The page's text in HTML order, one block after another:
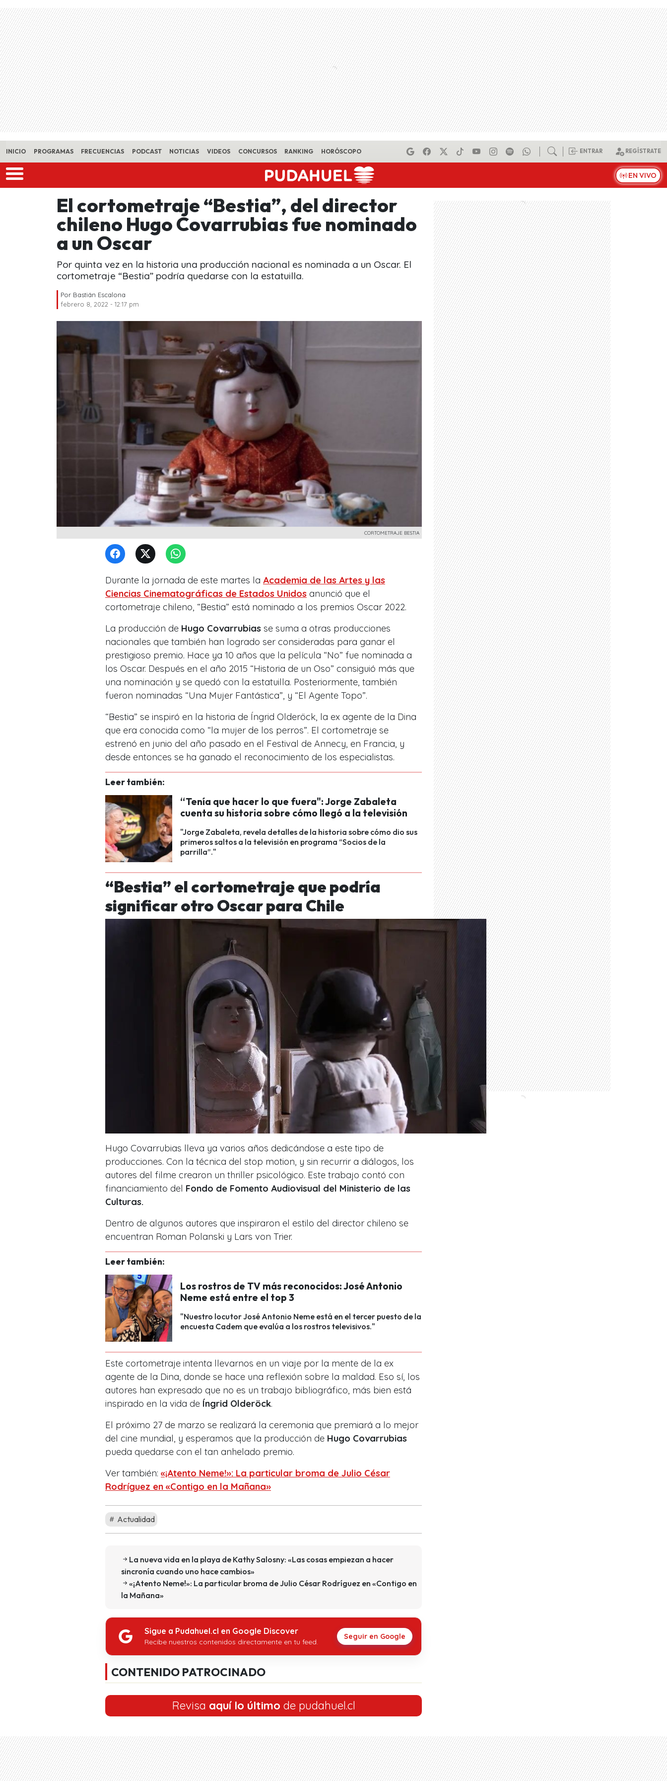
Skip to main content
INICIO PROGRAMAS FRECUENCIAS PODCAST NOTICIAS VIDEOS CONCURSOS RANKING HORÓSCOPO ENTRAR REGÍSTRATE
EN VIVO
El cortometraje “Bestia”, del director
chileno Hugo Covarrubias fue nominado
a un Oscar
Por quinta vez en la historia una producción nacional es nominada a un Oscar. El
cortometraje “Bestia” podría quedarse con la estatuilla.
Por Bastián Escalona
febrero 8, 2022 - 12:17 pm
CORTOMETRAJE BESTIA
Durante la jornada de este martes la Academia de las Artes y las
Ciencias Cinematográficas de Estados Unidos anunció que el
cortometraje chileno, “Bestia” está nominado a los premios Oscar 2022.
La producción de Hugo Covarrubias se suma a otras producciones
nacionales que también han logrado ser consideradas para ganar el
prestigioso premio. Hace ya 10 años que la película “No” fue nominada a
los Oscar. Después en el año 2015 “Historia de un Oso” consiguió más que
una nominación y se quedó con la estatuilla. Posteriormente, también
fueron nominadas “Una Mujer Fantástica”, y “El Agente Topo”.
“Bestia” se inspiró en la historia de Íngrid Olderöck, la ex agente de la Dina
que era conocida como “la mujer de los perros”. El cortometraje se
estrenó en junio del año pasado en el Festival de Annecy, en Francia, y
desde entonces se ha ganado el reconocimiento de los especialistas.
Leer también:
“Tenía que hacer lo que fuera": Jorge Zabaleta
cuenta su historia sobre cómo llegó a la televisión
"Jorge Zabaleta, revela detalles de la historia sobre cómo dio sus
primeros saltos a la televisión en programa “Socios de la
parrilla”."
“Bestia” el cortometraje que podría
significar otro Oscar para Chile
Hugo Covarrubias lleva ya varios años dedicándose a este tipo de
producciones. Con la técnica del stop motion, y sin recurrir a diálogos, los
autores del filme crearon un thriller psicológico. Este trabajo contó con
financiamiento del Fondo de Fomento Audiovisual del Ministerio de las
Culturas.
Dentro de algunos autores que inspiraron el estilo del director chileno se
encuentran Roman Polanski y Lars von Trier.
Leer también:
Los rostros de TV más reconocidos: José Antonio
Neme está entre el top 3
"Nuestro locutor José Antonio Neme está en el tercer puesto de la
encuesta Cadem que evalúa a los rostros televisivos."
Este cortometraje intenta llevarnos en un viaje por la mente de la ex
agente de la Dina, donde se hace una reflexión sobre la maldad. Eso sí, los
autores han expresado que no es un trabajo bibliográfico, más bien está
inspirado en la vida de Íngrid Olderöck.
El próximo 27 de marzo se realizará la ceremonia que premiará a lo mejor
del cine mundial, y esperamos que la producción de Hugo Covarrubias
pueda quedarse con el tan anhelado premio.
Ver también: «¡Atento Neme!»: La particular broma de Julio César
Rodríguez en «Contigo en la Mañana»
Actualidad
La nueva vida en la playa de Kathy Salosny: «Las cosas empiezan a hacer
sincronía cuando uno hace cambios»
«¡Atento Neme!»: La particular broma de Julio César Rodríguez en «Contigo en
la Mañana»
Sigue a Pudahuel.cl en Google Discover
Recibe nuestros contenidos directamente en tu feed.
Seguir en Google
CONTENIDO PATROCINADO
Revisa aquí lo último de pudahuel.cl